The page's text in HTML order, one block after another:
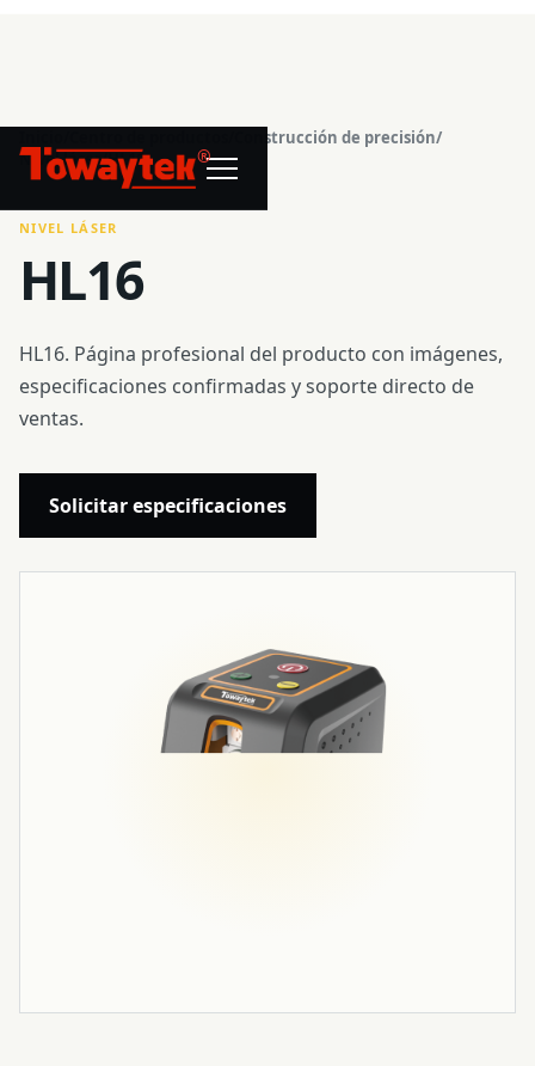
®
Construcción de precisión/
Nivel láser/HL16
NIVEL LÁSER
HL16
HL16. Página profesional del producto con imágenes,
especificaciones confirmadas y soporte directo de
ventas.
Solicitar especificaciones